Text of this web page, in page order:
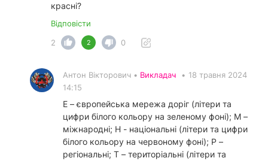
красні?
Відповісти
2
2 0
Антон Вікторович • Викладач • 18 травня 2024
14:15
Е – європейська мережа доріг (літери та
цифри білого кольору на зеленому фоні); М –
міжнародні; Н - національні (літери та цифри
білого кольору на червоному фоні); Р –
регіональні; Т – територіальні (літери та